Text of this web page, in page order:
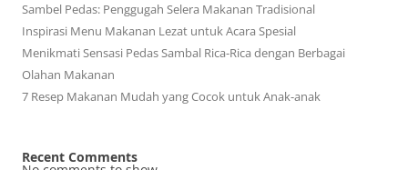
Sambel Pedas: Penggugah Selera Makanan Tradisional
Inspirasi Menu Makanan Lezat untuk Acara Spesial
Menikmati Sensasi Pedas Sambal Rica-Rica dengan Berbagai
Olahan Makanan
7 Resep Makanan Mudah yang Cocok untuk Anak-anak
Recent Comments